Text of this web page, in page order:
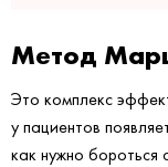
Метод
Это комплекс
у пациентов
как нужно бороться